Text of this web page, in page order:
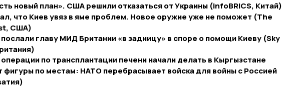
новый план». США решили отказаться от Украины (infoBRICS, Китай)
что Киев увяз в яме проблем. Новое оружие уже не поможет (The
США)
главу МИД Британии «в задницу» в споре о помощи Киеву (Sky
по трансплантации печени начали делать в Кыргызстане
фигуры по местам: НАТО перебрасывает войска для войны с Россией